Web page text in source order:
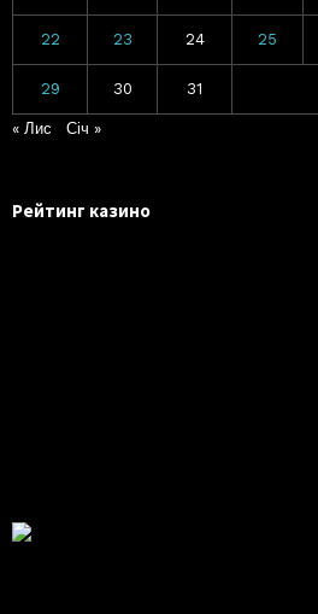
22 23 24 25
29 30 31
« Лис Січ »
Рейтинг казино